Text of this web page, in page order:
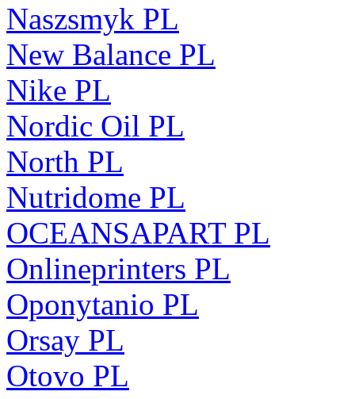
Naszsmyk PL
New Balance PL
Nike PL
Nordic Oil PL
North PL
Nutridome PL
OCEANSAPART PL
Onlineprinters PL
Oponytanio PL
Orsay PL
Otovo PL